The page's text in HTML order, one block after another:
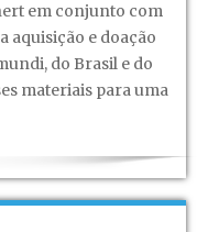
educador!
–
em conjunto com
aquisição e doação
do Brasil e do
materiais para uma